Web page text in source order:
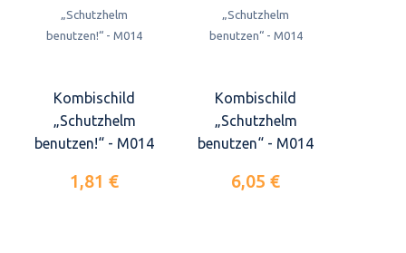
Kombischild
„Schutzhelm
benutzen!“ - M014
1,81 €
Kombischild
„Schutzhelm
benutzen“ - M014
6,05 €